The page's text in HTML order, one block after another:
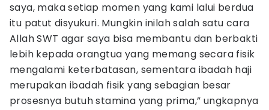
saya, maka setiap momen yang kami lalui berdua
itu patut disyukuri. Mungkin inilah salah satu cara
Allah SWT agar saya bisa membantu dan berbakti
lebih kepada orangtua yang memang secara fisik
mengalami keterbatasan, sementara ibadah haji
merupakan ibadah fisik yang sebagian besar
prosesnya butuh stamina yang prima,” ungkapnya